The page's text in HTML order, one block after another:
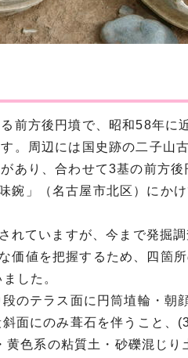
前方後円墳で、昭和58年に
。周辺には国史跡の二子山
あり、合わせて3基の前方
鋺」（名古屋市北区）にか
れていますが、今まで発掘
価値を把握するため、四箇
した。
のテラス面に円筒埴輪・朝
面にのみ葺石を伴うこと、
色系の粘質土・砂礫混じり